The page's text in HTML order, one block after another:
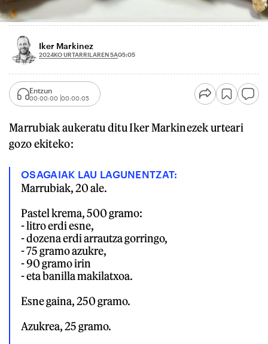
Iker Markinez
2024KO URTARRILAREN 5A05:05
Entzun
00:00:00 00:00:05
Marrubiak aukeratu ditu Iker Markinezek urteari
gozo ekiteko:
OSAGAIAK LAU LAGUNENTZAT:
Marrubiak, 20 ale.
Pastel krema, 500 gramo:
- litro erdi esne,
- dozena erdi arrautza gorringo,
- 75 gramo azukre,
- 90 gramo irin
- eta banilla makilatxoa.
Esne gaina, 250 gramo.
Azukrea, 25 gramo.